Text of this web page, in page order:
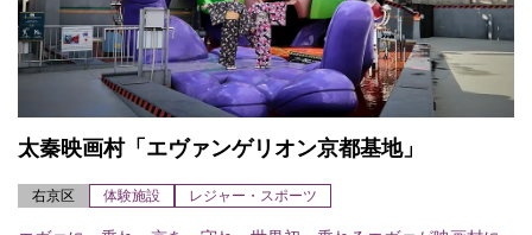
太秦映画村「エヴァンゲリオン京都基地」
右京区 体験施設 レジャー・スポーツ